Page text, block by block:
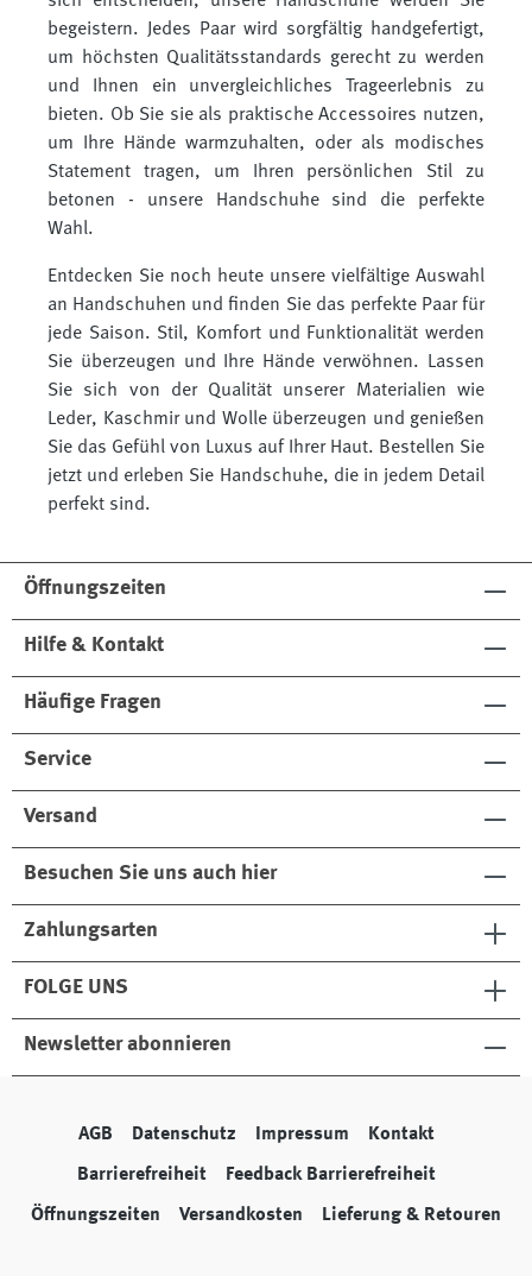
begeistern. Jedes Paar wird sorgfältig handgefertigt,
um höchsten Qualitätsstandards gerecht zu werden
und Ihnen ein unvergleichliches Trageerlebnis zu
bieten. Ob Sie sie als praktische Accessoires nutzen,
um Ihre Hände warmzuhalten, oder als modisches
Statement tragen, um Ihren persönlichen Stil zu
betonen - unsere Handschuhe sind die perfekte
Wahl.
Entdecken Sie noch heute unsere vielfältige Auswahl
an Handschuhen und finden Sie das perfekte Paar für
jede Saison. Stil, Komfort und Funktionalität werden
Sie überzeugen und Ihre Hände verwöhnen. Lassen
Sie sich von der Qualität unserer Materialien wie
Leder, Kaschmir und Wolle überzeugen und genießen
Sie das Gefühl von Luxus auf Ihrer Haut. Bestellen Sie
jetzt und erleben Sie Handschuhe, die in jedem Detail
perfekt sind.
Öffnungszeiten
Hilfe & Kontakt
Häufige Fragen
Service
Versand
Besuchen Sie uns auch hier
Zahlungsarten
FOLGE UNS
Newsletter abonnieren
AGB Datenschutz Impressum Kontakt
Barrierefreiheit Feedback Barrierefreiheit
Öffnungszeiten Versandkosten Lieferung & Retouren